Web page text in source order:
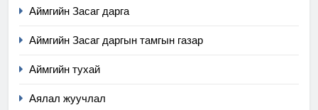
Аймгийн Засаг дарга
Аймгийн Засаг даргын тамгын газар
Аймгийн тухай
Аялал жуучлал